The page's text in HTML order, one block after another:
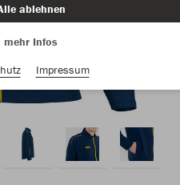
ablehnen
mehr Infos
Impressum